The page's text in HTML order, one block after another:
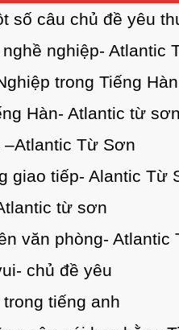
số câu chủ đề yêu
nghiệp- Atlantic
trong Tiếng
Hàn- Atlantic từ
Từ Sơn
giao tiếp- Alantic Từ
từ sơn
văn phòng- Atlantic
chủ đề yêu
tiếng anh